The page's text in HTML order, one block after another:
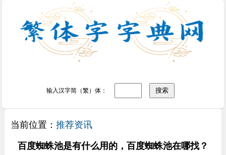
输入汉字简（繁）体：
当前位置： 推荐资讯
百度蜘蛛池是有什么用的，百度蜘蛛池在哪找？